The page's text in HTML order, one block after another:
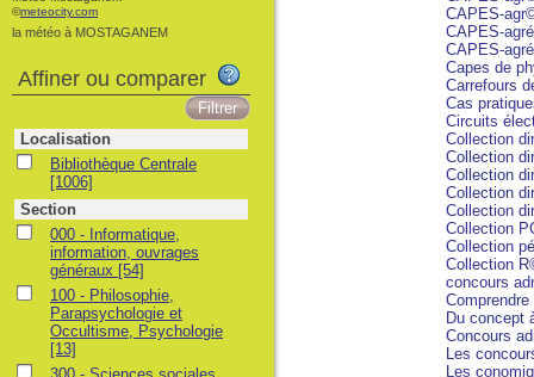
CAPES-
CAPES-
CAPES-
Capes de
Carrefours
Cas
Circuits
Collection
Collection
Collection
Collection
Collection
Collection
Collection
Collection
concours
Du concept
Concours
Les
Les
©meteocity.com
la météo à MOSTAGANEM
Affiner ou comparer
Localisation
Bibliothèque Centrale
[1006]
Section
000 - Informatique,
information, ouvrages
généraux [54]
100 - Philosophie,
Parapsychologie et
Occultisme, Psychologie
[13]